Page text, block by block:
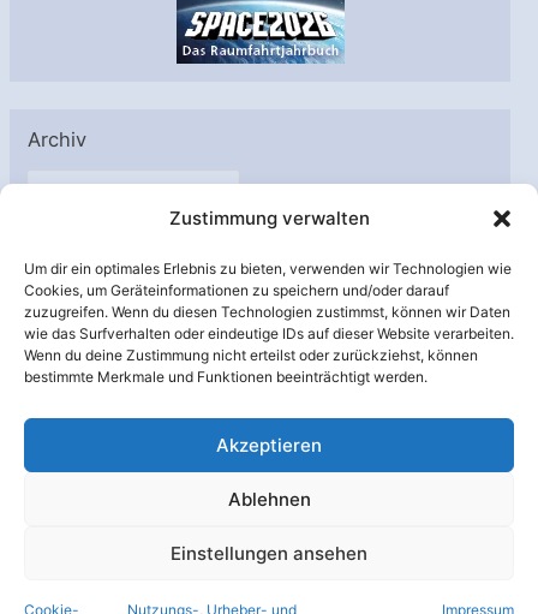
Zustimmung verwalten
Um dir ein optimales Erlebnis zu bieten, verwenden wir Technologien wie
Cookies, um Geräteinformationen zu speichern und/oder darauf
zuzugreifen. Wenn du diesen Technologien zustimmst, können wir Daten
wie das Surfverhalten oder eindeutige IDs auf dieser Website verarbeiten.
Wenn du deine Zustimmung nicht erteilst oder zurückziehst, können
bestimmte Merkmale und Funktionen beeinträchtigt werden.
Akzeptieren
Ablehnen
Einstellungen ansehen
Cookie- Nutzungs-, Urheber- und Impressum
Archiv
A
h
i
v
Unterstützt von: